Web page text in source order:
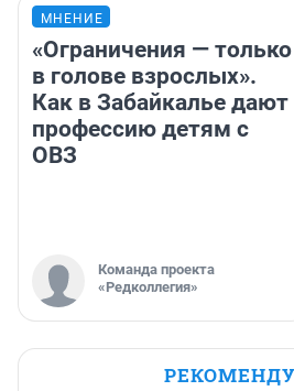
МНЕНИЕ
«Ограничения — только
в голове взрослых».
Как в Забайкалье дают
профессию детям с
ОВЗ
Команда проекта
«Редколлегия»